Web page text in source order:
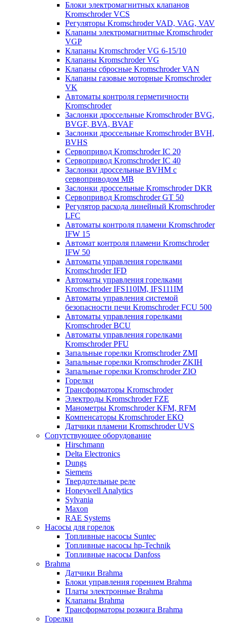
Блоки электромагнитных клапанов
Kromschroder VCS
Регуляторы Kromschroder VAD, VAG, VAV
Клапаны электромагнитные Kromschroder
VGP
Клапаны Kromschroder VG 6-15/10
Клапаны Kromschroder VG
Клапаны сбросные Kromschroder VAN
Клапаны газовые моторные Kromschroder
VK
Автоматы контроля герметичности
Kromschroder
Заслонки дроссельные Kromschroder BVG,
BVGF, BVA, BVAF
Заслонки дроссельные Kromschroder BVH,
BVHS
Сервопривод Kromschroder IC 20
Сервопривод Kromschroder IC 40
Заслонки дроссельные BVHM с
сервоприводом МВ
Заслонки дроссельные Kromschroder DKR
Cервопривод Kromschroder GT 50
Регулятор расхода линейный Kromschroder
LFC
Автоматы контроля пламени Kromschroder
IFW 15
Автомат контроля пламени Kromschroder
IFW 50
Автоматы управления горелками
Kromschroder IFD
Автоматы управления горелками
Kromschroder IFS110IM, IFS111IM
Автоматы управления системой
безопасности печи Kromschroder FCU 500
Автоматы управления горелками
Kromschroder BCU
Автоматы управления горелками
Kromschroder PFU
Запальные горелки Kromschroder ZМI
Запальные горелки Kromschroder ZKIH
Запальные горелки Kromschroder ZIO
Горелки
Трансформаторы Kromschroder
Электроды Kromschroder FZE
Манометры Kromschroder KFM, RFM
Компенсаторы Kromschroder ЕКО
Датчики пламени Kromschroder UVS
Сопутствующее оборудование
Hirschmann
Delta Electronics
Dungs
Siemens
Твердотельные реле
Honeywell Analytics
Sylvania
Maxon
RAE Systems
Насосы для горелок
Топливные насосы Suntec
Топливные насосы hp-Technik
Топливные насосы Danfoss
Brahma
Датчики Brahma
Блоки управления горением Brahma
Платы электронные Brahma
Клапаны Brahma
Трансформаторы розжига Brahma
Горелки